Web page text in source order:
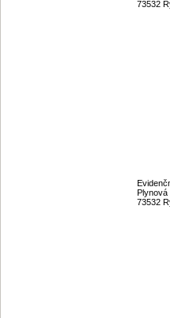
73532
Plynová
73532